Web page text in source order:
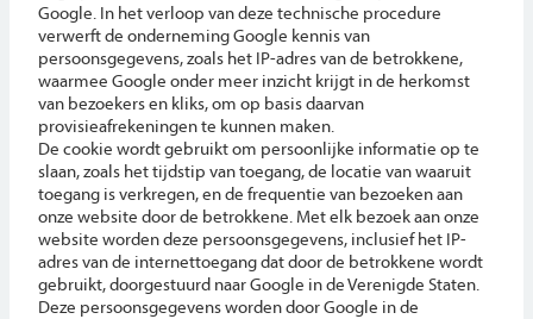
Google. In het verloop van deze technische procedure
verwerft de onderneming Google kennis van
persoonsgegevens, zoals het IP-adres van de betrokkene,
waarmee Google onder meer inzicht krijgt in de herkomst
van bezoekers en kliks, om op basis daarvan
provisieafrekeningen te kunnen maken.
De cookie wordt gebruikt om persoonlijke informatie op te
slaan, zoals het tijdstip van toegang, de locatie van waaruit
toegang is verkregen, en de frequentie van bezoeken aan
onze website door de betrokkene. Met elk bezoek aan onze
website worden deze persoonsgegevens, inclusief het IP-
adres van de internettoegang dat door de betrokkene wordt
gebruikt, doorgestuurd naar Google in de Verenigde Staten.
Deze persoonsgegevens worden door Google in de